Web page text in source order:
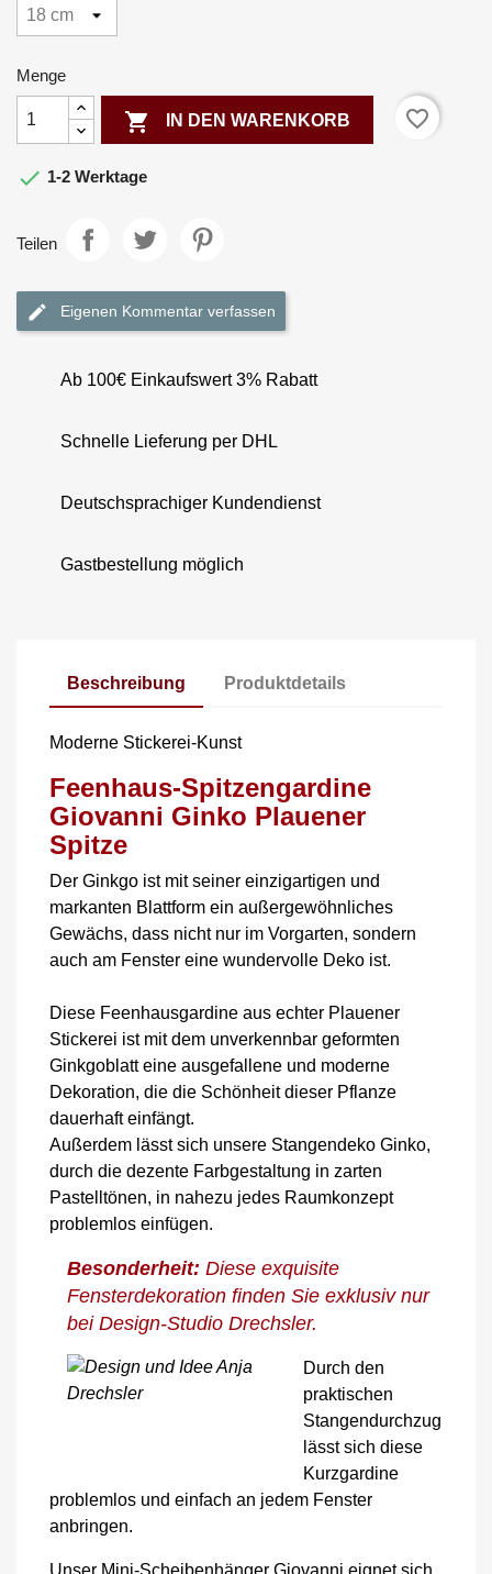
Menge
 IN DEN WARENKORB favorite_border
 1-2 Werktage
Teilen
Eigenen Kommentar verfassen
Ab 100€ Einkaufswert 3% Rabatt
Schnelle Lieferung per DHL
Deutschsprachiger Kundendienst
Gastbestellung möglich
Beschreibung Produktdetails
Moderne Stickerei-Kunst
Feenhaus-Spitzengardine
Giovanni Ginko Plauener
Spitze
Der Ginkgo ist mit seiner einzigartigen und
markanten Blattform ein außergewöhnliches
Gewächs, dass nicht nur im Vorgarten, sondern
auch am Fenster eine wundervolle Deko ist.
Diese Feenhausgardine aus echter Plauener
Stickerei ist mit dem unverkennbar geformten
Ginkgoblatt eine ausgefallene und moderne
Dekoration, die die Schönheit dieser Pflanze
dauerhaft einfängt.
Außerdem lässt sich unsere Stangendeko Ginko,
durch die dezente Farbgestaltung in zarten
Pastelltönen, in nahezu jedes Raumkonzept
problemlos einfügen.
Besonderheit: Diese exquisite
Fensterdekoration finden Sie exklusiv nur
bei Design-Studio Drechsler.
Durch den
praktischen
Stangendurchzug
lässt sich diese
Kurzgardine
problemlos und einfach an jedem Fenster
anbringen.
Unser Mini-Scheibenhänger Giovanni eignet sich